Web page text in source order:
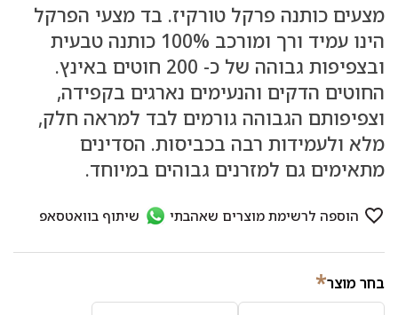
מצעים כותנה פרקל טורקיז. בד מצעי הפרקל
הינו עמיד ורך ומורכב 100% כותנה טבעית
ובצפיפות גבוהה של כ- 200 חוטים באינץ.
החוטים הדקים והנעימים נארגים בקפידה,
וצפיפותם הגבוהה גורמים לבד למראה חלק,
מלא ולעמידות רבה בכביסות. הסדינים
מתאימים גם למזרנים גבוהים במיוחד.
בחר מוצר*